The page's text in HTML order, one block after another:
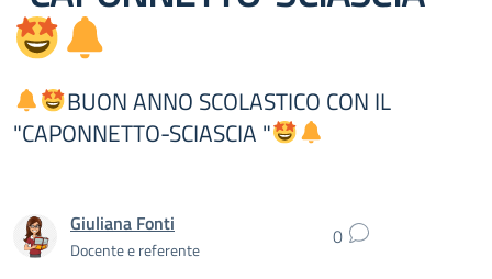
BUON ANNO SCOLASTICO CON IL
"CAPONNETTO-SCIASCIA "
Giuliana Fonti
Docente e referente 0